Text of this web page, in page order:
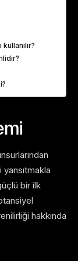
yansıtmakla
bir ilk
hakkında